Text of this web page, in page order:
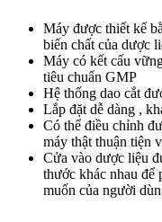
Máy được thiết kế
biến chất của dược
Máy có kết cấu
tiêu chuẩn GMP
Hệ thống dao cắt
Lắp đặt dễ dàng ,
Có thể điều chỉnh
máy thật thuận tiện
Cửa vào dược liệu
thước khác nhau để
muốn của người